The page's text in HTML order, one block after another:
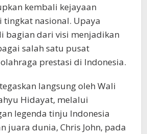
kembali kejayaan
nasional. Upaya
bagian dari visi menjadikan
salah satu pusat
prestasi di Indonesia.
langsung oleh Wali
Hidayat, melalui
legenda tinju Indonesia
juara dunia, Chris John, pada